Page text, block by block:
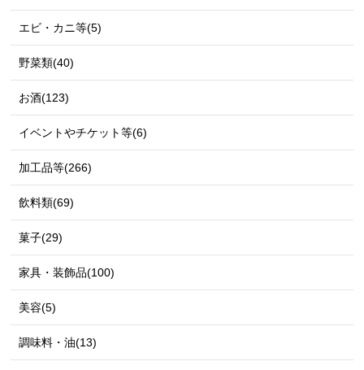
エビ・カニ等(5)
野菜類(40)
お酒(123)
イベントやチケット等(6)
加工品等(266)
飲料類(69)
菓子(29)
家具・装飾品(100)
美容(5)
調味料・油(13)